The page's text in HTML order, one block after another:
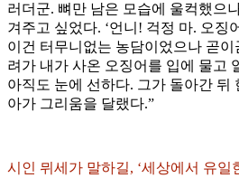
러더군. 뼈만 남은 모습에 울컥했으
겨주고 싶었다. ‘언니! 걱정 마. 오징
이건 터무니없는 농담이었으나 곧
려가 내가 사온 오징어를 입에 물고
아직도 눈에 선하다. 그가 돌아간 뒤
아가 그리움을 달랬다.”
시인 뮈세가 말하길, ‘세상에서 유